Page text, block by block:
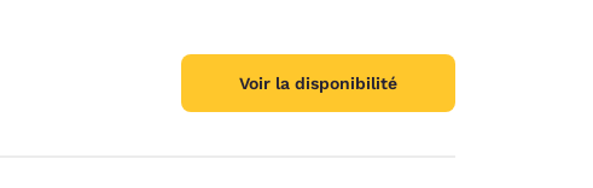
Voir la disponibilité